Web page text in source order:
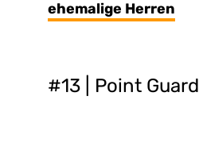
ehemalige Herren
#13 | Point Guard